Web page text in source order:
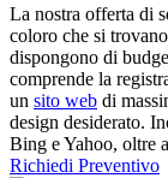
La nostra offerta di
coloro che si
dispongono di
comprende la
un sito web di
design desiderato.
Bing e Yahoo, oltre
Richiedi Preventivo